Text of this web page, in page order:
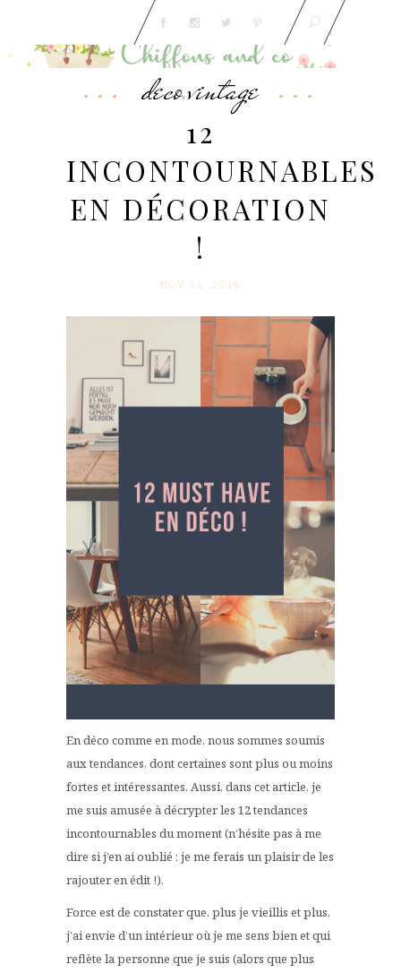
deco,vintage
12
INCONTOURNABLES
EN DÉCORATION
!
NOV 26. 2019
En déco comme en mode, nous sommes soumis
aux tendances, dont certaines sont plus ou moins
fortes et intéressantes. Aussi, dans cet article, je
me suis amusée à décrypter les 12 tendances
incontournables du moment (n’hésite pas à me
dire si j’en ai oublié : je me ferais un plaisir de les
rajouter en édit !).
Force est de constater que, plus je vieillis et plus,
j’ai envie d’un intérieur où je me sens bien et qui
reflète la personne que je suis (alors que plus